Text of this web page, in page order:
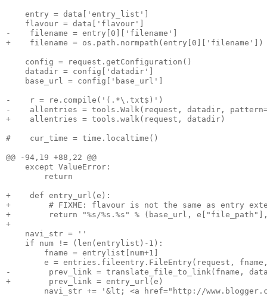
    entry = data['entry_list']
    flavour = data['flavour']
-    filename = entry[0]['filename']
+    filename = os.path.normpath(entry[0]['filename'])
    config = request.getConfiguration()
    datadir = config['datadir']
    base_url = config['base_url']
-    r = re.compile('(.*\.txt$)')
-    allentries = tools.Walk(request, datadir,
+    allentries = tools.walk(request, datadir)
#    cur_time = time.localtime()
@@ -94,19 +88,22 @@
    except ValueError:
        return
+    def entry_url(e):
+        # FIXME: flavour is not the same as entry
+        return "%s/%s.%s" % (base_url,
+
    navi_str = ''
    if num != (len(entrylist)-1):
        fname = entrylist[num+1]
e = entries.fileentry.FileEntry(request,
-        prev_link = translate_file_to_link(fname,
+        prev_link = entry_url(e)
navi_str += '&lt; <a href="http://